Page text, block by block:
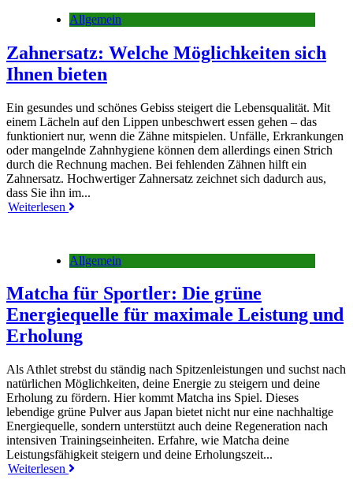
Allgemein
Zahnersatz: Welche Möglichkeiten sich
Ihnen bieten
Ein gesundes und schönes Gebiss steigert die Lebensqualität. Mit
einem Lächeln auf den Lippen unbeschwert essen gehen – das
funktioniert nur, wenn die Zähne mitspielen. Unfälle, Erkrankungen
oder mangelnde Zahnhygiene können dem allerdings einen Strich
durch die Rechnung machen. Bei fehlenden Zähnen hilft ein
Zahnersatz. Hochwertiger Zahnersatz zeichnet sich dadurch aus,
dass Sie ihn im...
Weiterlesen
Allgemein
Matcha für Sportler: Die grüne
Energiequelle für maximale Leistung und
Erholung
Als Athlet strebst du ständig nach Spitzenleistungen und suchst nach
natürlichen Möglichkeiten, deine Energie zu steigern und deine
Erholung zu fördern. Hier kommt Matcha ins Spiel. Dieses
lebendige grüne Pulver aus Japan bietet nicht nur eine nachhaltige
Energiequelle, sondern unterstützt auch deine Regeneration nach
intensiven Trainingseinheiten. Erfahre, wie Matcha deine
Leistungsfähigkeit steigern und deine Erholungszeit...
Weiterlesen